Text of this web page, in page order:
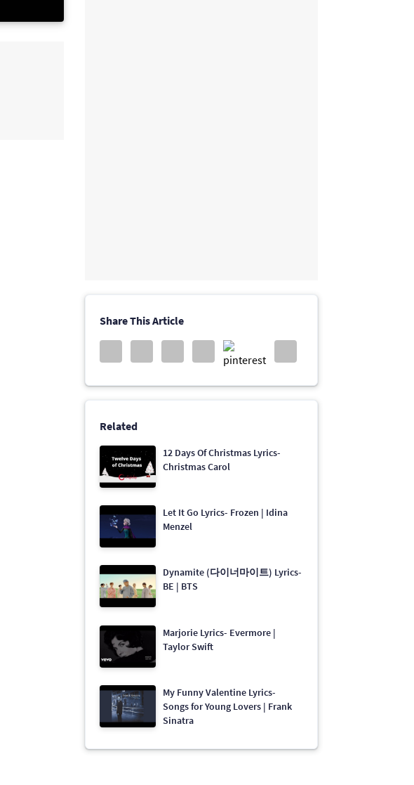
Share This Article
Related
12 Days Of Christmas Lyrics-
Christmas Carol
Let It Go Lyrics- Frozen | Idina
Menzel
Dynamite (다이너마이트) Lyrics-
BE | BTS
Marjorie Lyrics- Evermore |
Taylor Swift
My Funny Valentine Lyrics-
Songs for Young Lovers | Frank
Sinatra